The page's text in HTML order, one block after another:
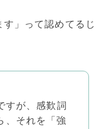
」って認めてるじ
すが、感歎詞
、それを「強